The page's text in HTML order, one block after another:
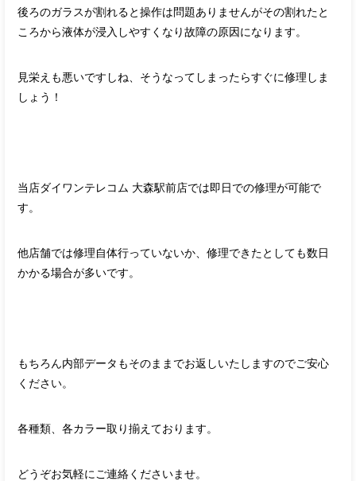
後ろのガラスが割れると操作は問題ありませんがその割れたと
ころから液体が浸入しやすくなり故障の原因になります。
見栄えも悪いですしね、そうなってしまったらすぐに修理しま
しょう！
当店ダイワンテレコム 大森駅前店では即日での修理が可能で
す。
他店舗では修理自体行っていないか、修理できたとしても数日
かかる場合が多いです。
もちろん内部データもそのままでお返しいたしますのでご安心
ください。
各種類、各カラー取り揃えております。
どうぞお気軽にご連絡くださいませ。